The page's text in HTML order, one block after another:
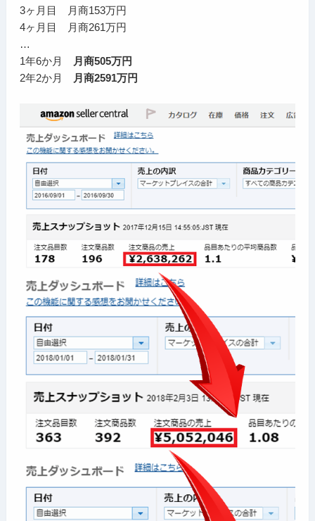
3ヶ月目 月商153万円
4ヶ月目 月商261万円
…
1年6か月
月商505万円
2年2か月
月商2591万円